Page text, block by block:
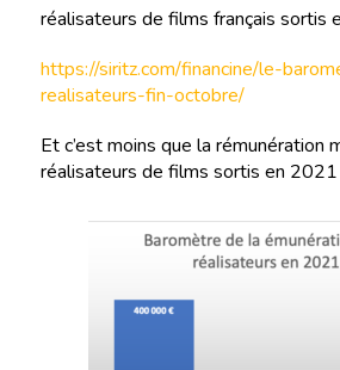
réalisateurs de films français sortis
https://siritz.com/financine/le-
realisateurs-fin-octobre/
Et c’est moins que la rémunération
réalisateurs de films sortis en 2021